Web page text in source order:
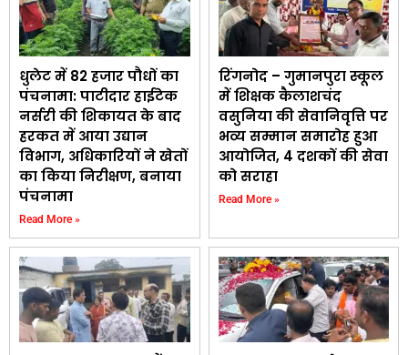
धुलेट में 82 हजार पौधों का
पंचनामा: पाटीदार हाईटेक
नर्सरी की शिकायत के बाद
हरकत में आया उद्यान
विभाग, अधिकारियों ने खेतों
का किया निरीक्षण, बनाया
पंचनामा
Read More »
रिंगनोद – गुमानपुरा स्कूल
में शिक्षक कैलाशचंद
वसुनिया की सेवानिवृत्ति पर
भव्य सम्मान समारोह हुआ
आयोजित, 4 दशकों की सेवा
को सराहा
Read More »